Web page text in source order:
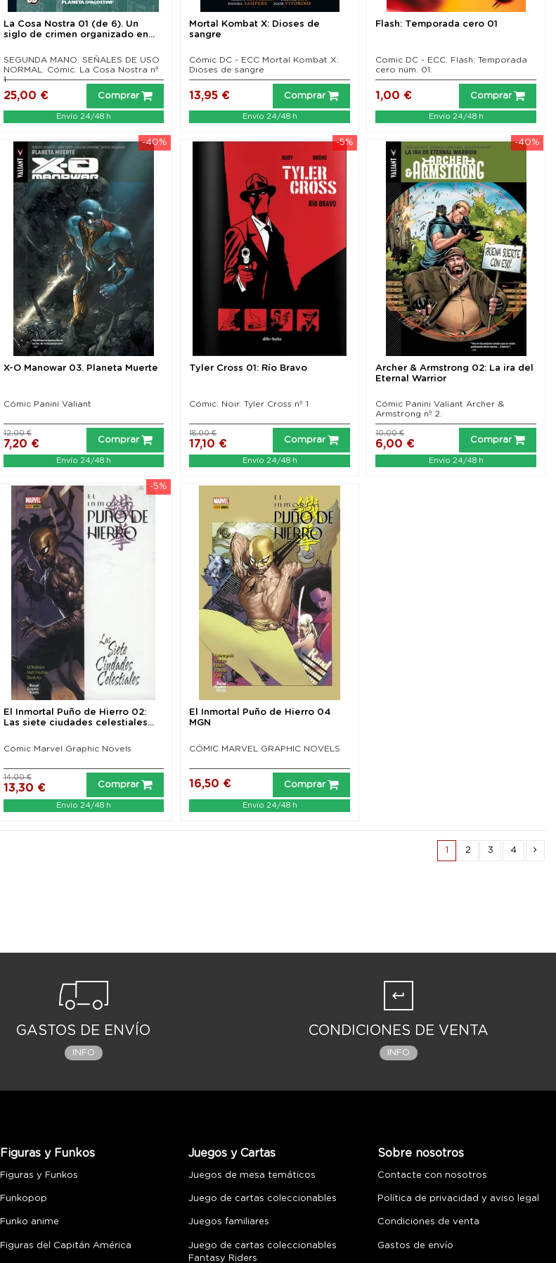
La Cosa Nostra 01 (de 6). Un
siglo de crimen organizado en...
SEGUNDA MANO. SEÑALES DE USO
NORMAL. Cómic. La Cosa Nostra nº
1
25,00 € Comprar
Envío 24/48 h
Mortal Kombat X: Dioses de
sangre
Cómic DC - ECC Mortal Kombat X:
Dioses de sangre
13,95 € Comprar
Envío 24/48 h
Flash: Temporada cero 01
Comic DC - ECC. Flash: Temporada
cero núm. 01.
1,00 € Comprar
Envío 24/48 h
-40%
X-O Manowar 03. Planeta Muerte
Cómic Panini Valiant
7,20 €
12,00 €
Comprar
Envío 24/48 h
-5%
Tyler Cross 01: Río Bravo
Cómic. Noir. Tyler Cross nº 1
17,10 €
18,00 €
Comprar
Envío 24/48 h
-40%
Archer & Armstrong 02: La ira del
Eternal Warrior
Cómic Panini Valiant Archer &
Armstrong nº 2.
6,00 €
10,00 €
Comprar
Envío 24/48 h
-5%
El Inmortal Puño de Hierro 02:
Las siete ciudades celestiales...
Cómic Marvel Graphic Novels
13,30 €
14,00 €
Comprar
Envío 24/48 h
El Inmortal Puño de Hierro 04
MGN
CÓMIC MARVEL GRAPHIC NOVELS
16,50 € Comprar
Envío 24/48 h
1 2 3 4
GASTOS DE ENVÍO
INFO
CONDICIONES DE VENTA
INFO
Figuras y Funkos
Figuras y Funkos
Funkopop
Funko anime
Figuras del Capitán América
Juegos y Cartas
Juegos de mesa temáticos
Juego de cartas coleccionables
Juegos familiares
Juego de cartas coleccionables
Fantasy Riders
Sobre nosotros
Contacte con nosotros
Política de privacidad y aviso legal
Condiciones de venta
Gastos de envío